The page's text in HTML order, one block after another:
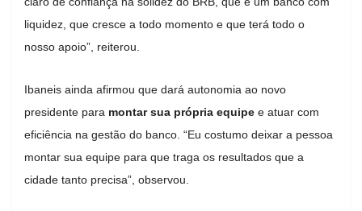
liquidez, que cresce a todo momento e que terá todo o
nosso apoio”, reiterou.
Ibaneis ainda afirmou que dará autonomia ao novo
presidente para montar sua própria equipe e atuar com
eficiência na gestão do banco. “Eu costumo deixar a pessoa
montar sua equipe para que traga os resultados que a
cidade tanto precisa”, observou.